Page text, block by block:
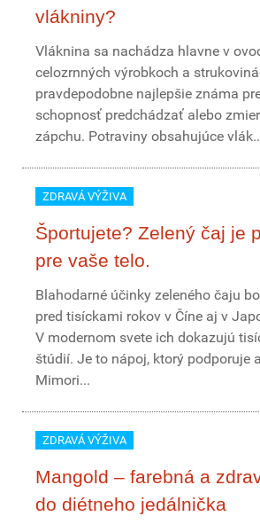
vlákniny?
Vláknina sa nachádza hlavne v
celozrnných výrobkoch a
pravdepodobne najlepšie známa
schopnosť predchádzať alebo
zápchu. Potraviny obsahujúce
ZDRAVÁ VÝŽIVA
Športujete? Zelený čaj je
pre vaše telo.
Blahodarné účinky zeleného čaju
pred tisíckami rokov v Číne aj v
V modernom svete ich dokazujú
štúdií. Je to nápoj, ktorý podporuje
Mimori...
ZDRAVÁ VÝŽIVA
Mangold – farebná a
do diétneho jedálnička